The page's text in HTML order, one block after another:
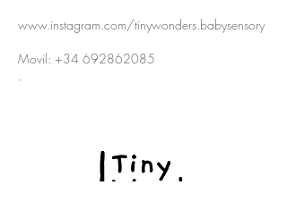
www.instagram.com/tinywonders.babysensory
Movil: +34 692862085
.